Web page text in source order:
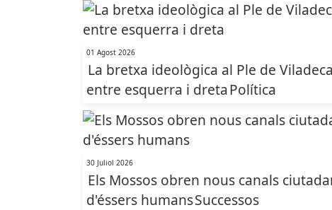
01 Agost 2026
La bretxa ideològica al Ple de
entre esquerra i dretaPolítica
30 Juliol 2026
Els Mossos obren nous canals
d'éssers humansSuccessos